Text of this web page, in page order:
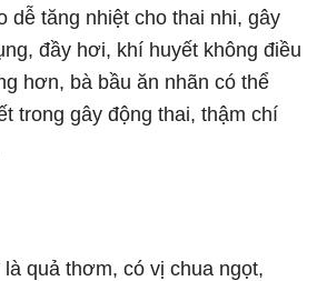
dễ tăng nhiệt cho thai nhi, gây
đầy hơi, khí huyết không điều
hơn, bà bầu ăn nhãn có thể
trong gây động thai, thậm chí
quả thơm, có vị chua ngọt,